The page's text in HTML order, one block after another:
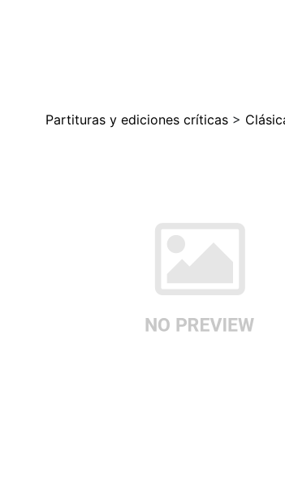
Partituras y ediciones críticas >